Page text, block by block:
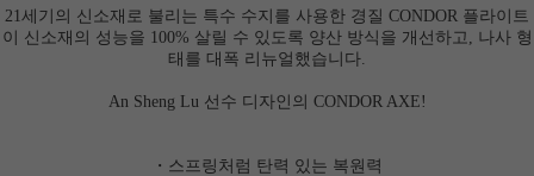
21세기의 신소재로 불리는 특수 수지를 사용한 경질 CONDOR 플라이트
이 신소재의 성능을 100% 살릴 수 있도록 양산 방식을 개선하고, 나사 형
태를 대폭 리뉴얼했습니다.
An Sheng Lu 선수 디자인의 CONDOR AXE!
・스프링처럼 탄력 있는 복원력